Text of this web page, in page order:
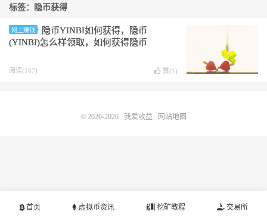
标签：隐币获得
网上赚钱
隐币YINBI如何获得，隐币
(YINBI)怎么样领取，如何获得隐币
阅读(167) 赞(1 )
首页 虚拟币资讯 挖矿教程 交易所
© 2026-2026 我爱收益 网站地图